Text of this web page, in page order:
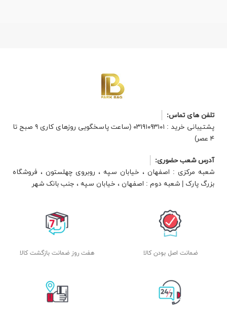
تلفن های تماس:
پشتیبانی خرید : ۰۳۱۹۱۰۹۳۱۰۱ (ساعت پاسخگویی روزهای کاری ۹ صبح تا
۴ عصر)
آدرس شعب حضوری:
شعبه مرکزی : اصفهان ، خیابان سپه ، روبروی چهلستون ، فروشگاه
بزرگ پارک | شعبه دوم : اصفهان ، خیابان سپه ، جنب بانک شهر
ضمانت اصل بودن کالا هفت روز ضمانت بازگشت کالا